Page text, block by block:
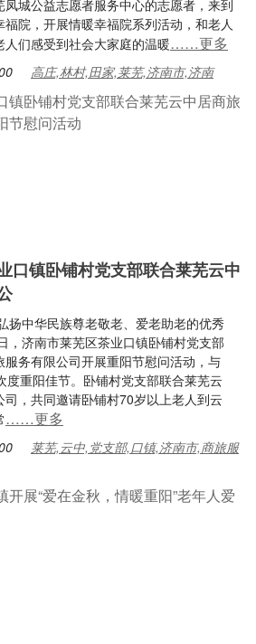
城公益志愿者服务中心的志愿者，来到
院，开展情暖幸福院系列活动，和老人
们感受到社会大家庭的温暖……更多
高庄,林村,田家,莱芜,济南市,济南
口镇卧铺村党支部联合莱芜云中
扬中华民族尊老敬老、爱老助老的优秀
，济南市莱芜区茶业口镇卧铺村党支部
务有限公司开展重阳节慰问活动，与
度重阳佳节。卧铺村党支部联合莱芜云
，共同邀请卧铺村70岁以上老人到云
……更多
莱芜,云中,党支部,口镇,济南市,商旅服